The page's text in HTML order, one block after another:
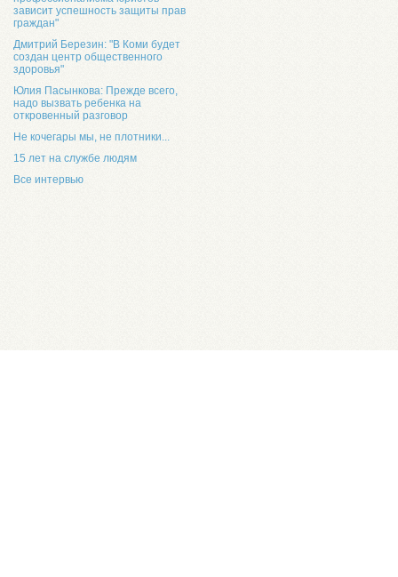
зависит успешность защиты прав
граждан"
Дмитрий Березин: "В Коми будет
создан центр общественного
здоровья"
Юлия Пасынкова: Прежде всего,
надо вызвать ребенка на
откровенный разговор
Не кочегары мы, не плотники...
15 лет на службе людям
Все интервью